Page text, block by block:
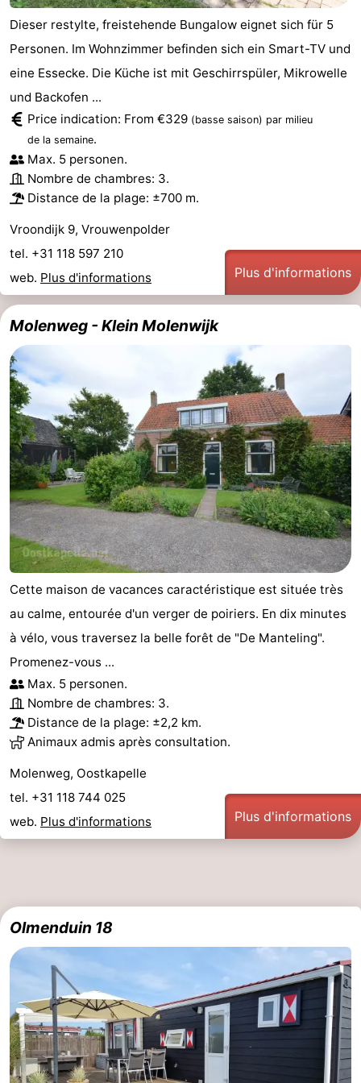
-
Médicales
Région
Zeeland
Schouwen-
Duiveland
-
Brouwershaven
-
Bruinisse
-
Zierikzee
-
Nature
Oosterschelde
-
Burgh
Haamstede
-
Nature
Kop
van
Schouwen
Walcheren
-
Veere
-
Nature
Oranjezon
-
Nature
de
Mantelingen
Domburg
-
Westkapelle
-
Zoutelande
-
Nature
bos
-
Vlissingen
-
Nieuwvliet
-
Sluis
-
Cadzand
Nature
Het
Météo
Contact
Dieser restylte, freistehende Bungalow eignet sich für 5
Personen. Im Wohnzimmer befinden sich ein Smart-TV und
eine Essecke. Die Küche ist mit Geschirrspüler, Mikrowelle
und Backofen ...
Price indication: From €329 (basse saison) par milieu
de la semaine.
Max. 5 personen.
Nombre de chambres: 3.
Distance de la plage: ±700 m.
Vroondijk 9, Vrouwenpolder
tel. +31 118 597 210
web. Plus d'informations Plus d'informations
Molenweg - Klein Molenwijk
Cette maison de vacances caractéristique est située très
au calme, entourée d'un verger de poiriers. En dix minutes
à vélo, vous traversez la belle forêt de "De Manteling".
Promenez-vous ...
Max. 5 personen.
Nombre de chambres: 3.
Distance de la plage: ±2,2 km.
Animaux admis après consultation.
Molenweg, Oostkapelle
tel. +31 118 744 025
web. Plus d'informations Plus d'informations
Olmenduin 18